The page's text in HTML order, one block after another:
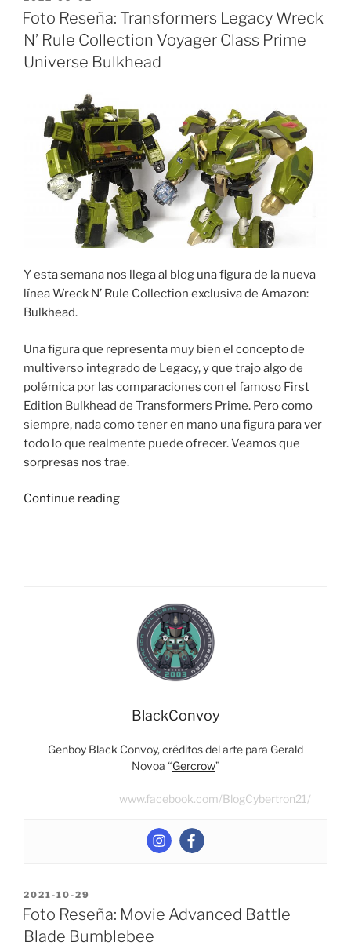
ON
Foto Reseña: Transformers Legacy Wreck
N’ Rule Collection Voyager Class Prime
Universe Bulkhead
Y esta semana nos llega al blog una figura de la nueva
línea Wreck N’ Rule Collection exclusiva de Amazon:
Bulkhead.
Una figura que representa muy bien el concepto de
multiverso integrado de Legacy, y que trajo algo de
polémica por las comparaciones con el famoso First
Edition Bulkhead de Transformers Prime. Pero como
siempre, nada como tener en mano una figura para ver
todo lo que realmente puede ofrecer. Veamos que
sorpresas nos trae.
Continue reading“Foto
Collection
Voyager
Class
Bulkhead”
BlackConvoy
Genboy Black Convoy, créditos del arte para Gerald
Novoa “Gercrow”
www.facebook.com/BlogCybertron21/
POSTED
ON
2021-10-29
Foto Reseña: Movie Advanced Battle
Blade Bumblebee